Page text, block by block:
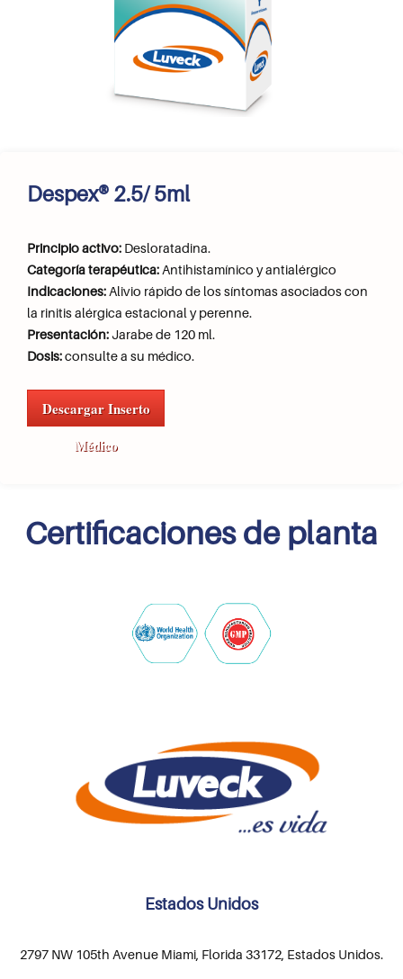
Despex® 2.5/ 5ml
Principio activo: Desloratadina.
Categoría terapéutica: Antihistamínico y antialérgico
Indicaciones: Alivio rápido de los síntomas asociados con
la rinitis alérgica estacional y perenne.
Presentación:Jarabe de 120 ml.
Dosis:consulte a su médico.
Descargar Inserto
Médico
Certificaciones de planta
Estados Unidos
2797 NW 105th Avenue Miami, Florida 33172, Estados Unidos.